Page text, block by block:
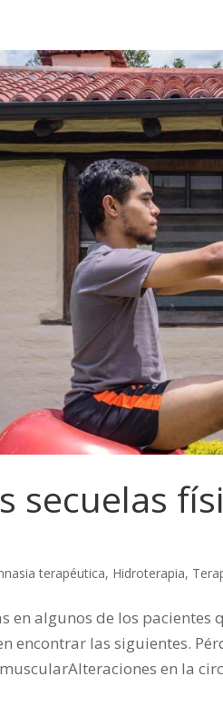
secuelas
terapéutica, Hidroterapia,
en algunos de los pacientes
encontrar las siguientes.
en la